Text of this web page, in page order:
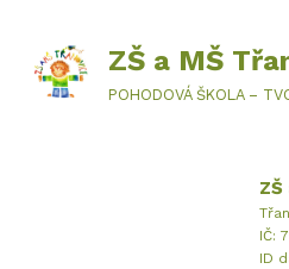
ZŠ a MŠ
POHODOVÁ ŠKOLA –
ZŠ
IČ:
ID